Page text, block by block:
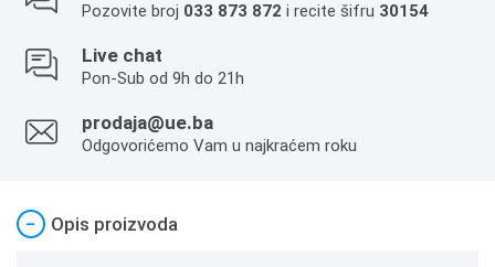
Pozovite broj 033 873 872 i recite šifru 30154
Live chat
Pon-Sub od 9h do 21h
prodaja@ue.ba
Odgovorićemo Vam u najkraćem roku
− Opis proizvoda